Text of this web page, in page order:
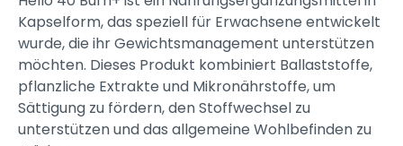
Kapselform, das speziell für Erwachsene entwickelt
wurde, die ihr Gewichtsmanagement unterstützen
möchten. Dieses Produkt kombiniert Ballaststoffe,
pflanzliche Extrakte und Mikronährstoffe, um
Sättigung zu fördern, den Stoffwechsel zu
unterstützen und das allgemeine Wohlbefinden zu